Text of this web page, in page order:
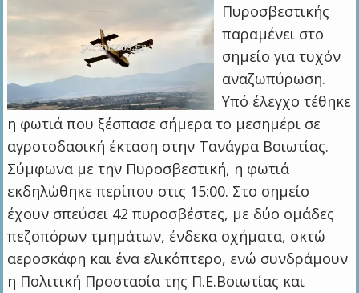
Πυροσβεστικής
παραμένει στο
σημείο για τυχόν
αναζωπύρωση.
Υπό έλεγχο τέθηκε
η φωτιά που ξέσπασε σήμερα το μεσημέρι σε
αγροτοδασική έκταση στην Τανάγρα Βοιωτίας.
Σύμφωνα με την Πυροσβεστική, η φωτιά
εκδηλώθηκε περίπου στις 15:00. Στο σημείο
έχουν σπεύσει 42 πυροσβέστες, με δύο ομάδες
πεζοπόρων τμημάτων, ένδεκα οχήματα, οκτώ
αεροσκάφη και ένα ελικόπτερο, ενώ συνδράμουν
η Πολιτική Προστασία της Π.Ε.Βοιωτίας και